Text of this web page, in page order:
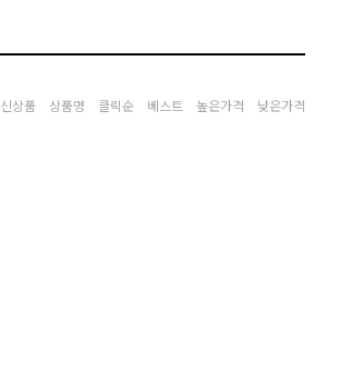
신상품 상품명 클릭순 베스트 높은가격 낮은가격